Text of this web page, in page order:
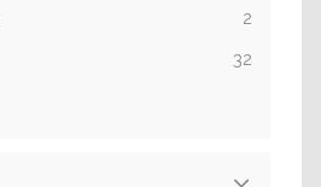
2
32